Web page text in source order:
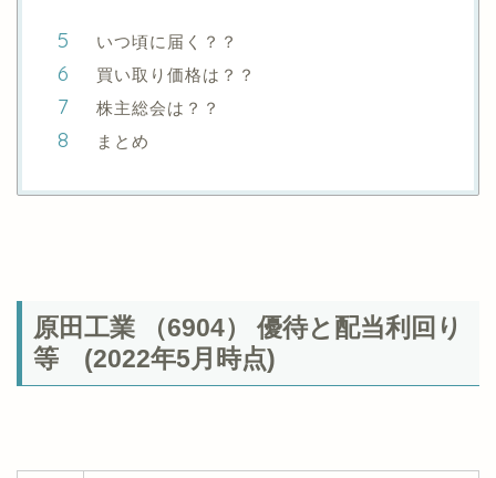
いつ頃に届く？？
買い取り価格は？？
株主総会は？？
まとめ
原田工業 （6904） 優待と配当利回り
等 (2022年5月時点)